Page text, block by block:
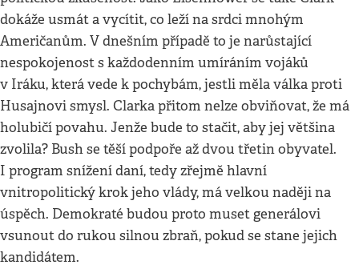
dokáže usmát a vycítit, co leží na srdci mnohým
Američanům. V dnešním případě to je narůstající
nespokojenost s každodenním umíráním vojáků
v Iráku, která vede k pochybám, jestli měla válka proti
Husajnovi smysl. Clarka přitom nelze obviňovat, že má
holubičí povahu. Jenže bude to stačit, aby jej většina
zvolila? Bush se těší podpoře až dvou třetin obyvatel.
I program snížení daní, tedy zřejmě hlavní
vnitropolitický krok jeho vlády, má velkou naději na
úspěch. Demokraté budou proto muset generálovi
vsunout do rukou silnou zbraň, pokud se stane jejich
kandidátem.